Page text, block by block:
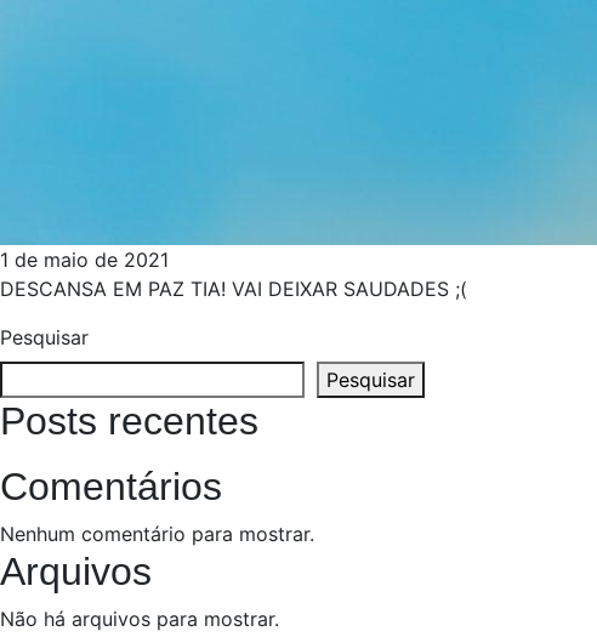
1 de maio de 2021
DESCANSA EM PAZ TIA! VAI DEIXAR SAUDADES ;(
Pesquisar
Pesquisar
Posts recentes
Comentários
Nenhum comentário para mostrar.
Arquivos
Não há arquivos para mostrar.